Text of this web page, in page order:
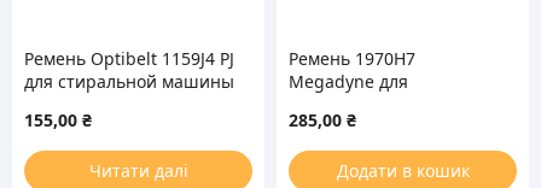
Ремень Optibelt 1159J4 PJ
для стиральной машины
155,00 ₴
Читати далі
Ремень 1970H7
Megadyne для
481235818051 черный
285,00 ₴
Додати в кошик